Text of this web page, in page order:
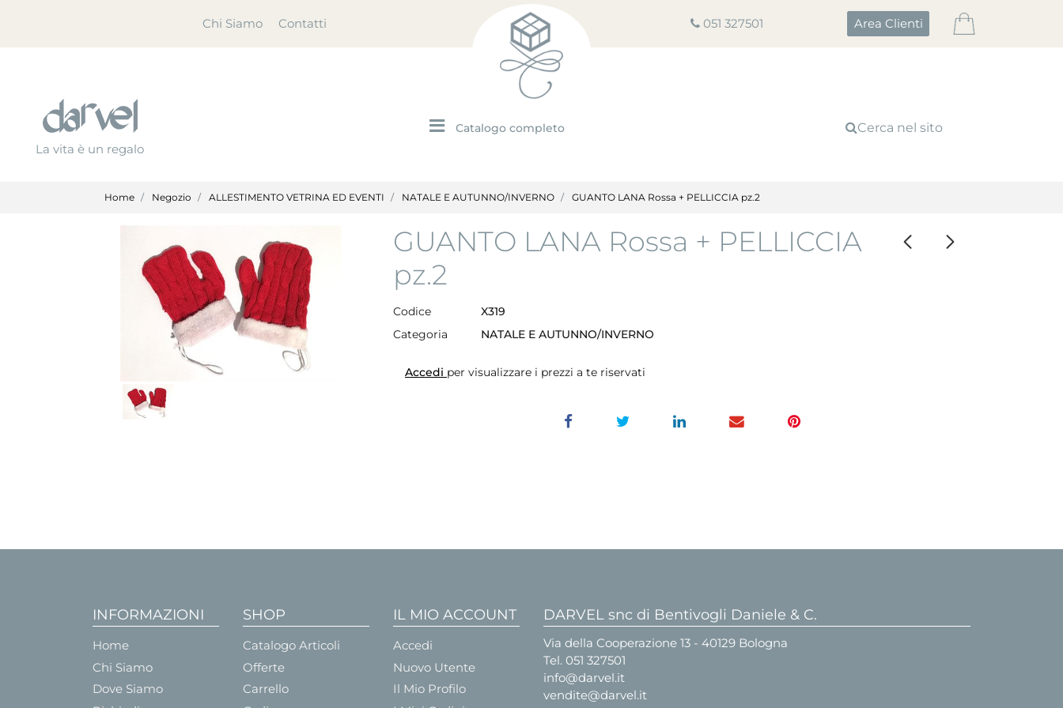
Chi Siamo Contatti 051 327501 Area Clienti
La vita è un regalo
Open menu Cerca nel sito
Home Negozio ALLESTIMENTO VETRINA ED EVENTI NATALE E AUTUNNO/INVERNO GUANTO LANA Rossa + PELLICCIA pz.2
GUANTO LANA Rossa + PELLICCIA
pz.2
Codice
X319
Categoria
NATALE E AUTUNNO/INVERNO
Accedi per visualizzare i prezzi a te riservati
INFORMAZIONI
Home
Chi Siamo
Dove Siamo
SHOP
Catalogo Articoli
Offerte
Carrello
IL MIO ACCOUNT
Accedi
Nuovo Utente
Il Mio Profilo
DARVEL snc di Bentivogli Daniele & C.
Via della Cooperazione 13 - 40129 Bologna
Tel. 051 327501
info@darvel.it
vendite@darvel.it